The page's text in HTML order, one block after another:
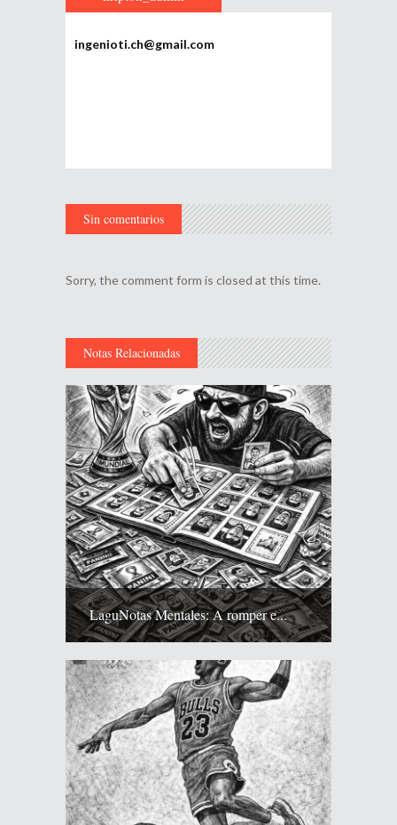
ingenioti.ch@gmail.com
Sin comentarios
Sorry, the comment form is closed at this time.
Notas Relacionadas
LaguNotas Mentales: A romper e...